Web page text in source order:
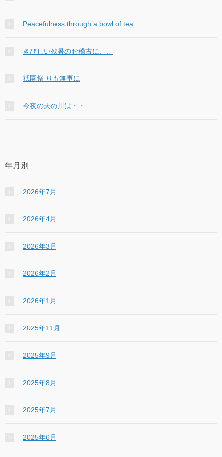
Peacefulness through a bowl of tea
きびしい残暑のお稽古に、、
祇園祭 りも無事に
今夜の天の川は・・
年月別
2026年7月
2026年4月
2026年3月
2026年2月
2026年1月
2025年11月
2025年9月
2025年8月
2025年7月
2025年6月